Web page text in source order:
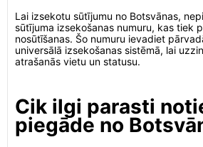
Lai izsekotu sūtījumu no Botsvānas,
sūtījuma izsekošanas numuru, kas tiek
nosūtīšanas. Šo numuru ievadiet
universālā izsekošanas sistēmā, lai
atrašanās vietu un statusu.
Cik ilgi parasti
piegāde no